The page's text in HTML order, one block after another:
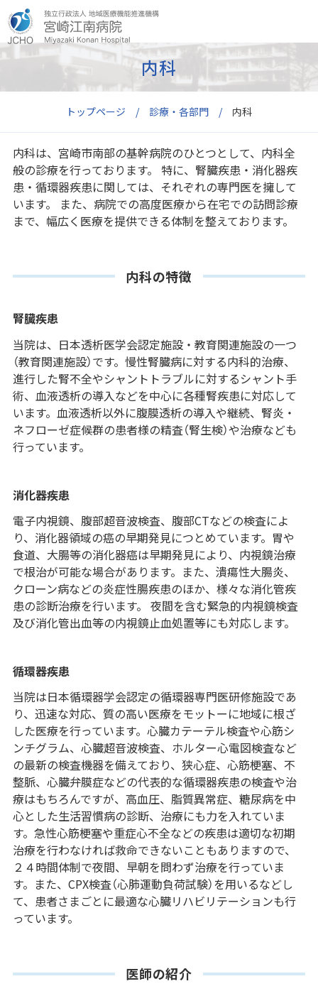
トップページ 診療・各部門 内科
内科
内科は、宮崎市南部の基幹病院のひとつとして、内科全
般の診療を行っております。 特に、腎臓疾患・消化器疾
患・循環器疾患に関しては、それぞれの専門医を擁して
います。 また、病院での高度医療から在宅での訪問診療
まで、幅広く医療を提供できる体制を整えております。
内科の特徴
腎臓疾患
当院は、日本透析医学会認定施設・教育関連施設の一つ
（教育関連施設）です。慢性腎臓病に対する内科的治療、
進行した腎不全やシャントトラブルに対するシャント手
術、血液透析の導入などを中心に各種腎疾患に対応して
います。血液透析以外に腹膜透析の導入や継続、腎炎・
ネフローゼ症候群の患者様の精査（腎生検）や治療なども
行っています。
消化器疾患
電子内視鏡、腹部超音波検査、腹部CTなどの検査によ
り、消化器領域の癌の早期発見につとめています。胃や
食道、大腸等の消化器癌は早期発見により、内視鏡治療
で根治が可能な場合があります。また、潰瘍性大腸炎、
クローン病などの炎症性腸疾患のほか、様々な消化管疾
患の診断治療を行います。 夜間を含む緊急的内視鏡検査
及び消化管出血等の内視鏡止血処置等にも対応します。
循環器疾患
当院は日本循環器学会認定の循環器専門医研修施設であ
り、迅速な対応、質の高い医療をモットーに地域に根ざ
した医療を行っています。心臓カテーテル検査や心筋シ
ンチグラム、心臓超音波検査、ホルター心電図検査など
の最新の検査機器を備えており、狭心症、心筋梗塞、不
整脈、心臓弁膜症などの代表的な循環器疾患の検査や治
療はもちろんですが、高血圧、脂質異常症、糖尿病を中
心とした生活習慣病の診断、治療にも力を入れていま
す。急性心筋梗塞や重症心不全などの疾患は適切な初期
治療を行わなければ救命できないこともありますので、
２４時間体制で夜間、早朝を問わず治療を行っていま
す。また、CPX検査（心肺運動負荷試験）を用いるなどし
て、患者さまごとに最適な心臓リハビリテーションも行
っています。
医師の紹介